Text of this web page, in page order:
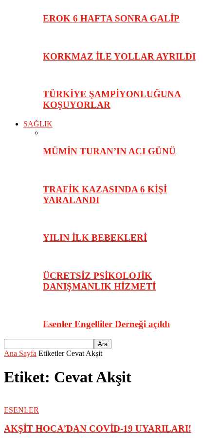
EROK 6 HAFTA SONRA GALİP
KORKMAZ İLE YOLLAR AYRILDI
TÜRKİYE ŞAMPİYONLUĞUNA
KOŞUYORLAR
SAĞLIK
MÜMİN TURAN’IN ACI GÜNÜ
TRAFİK KAZASINDA 6 KİŞİ
YARALANDI
YILIN İLK BEBEKLERİ
ÜCRETSİZ PSİKOLOJİK
DANIŞMANLIK HİZMETİ
Esenler Engelliler Derneği açıldı
Ana Sayfa Etiketler Cevat Akşit
Etiket: Cevat Akşit
ESENLER
AKŞİT HOCA’DAN COVİD-19 UYARILARI!